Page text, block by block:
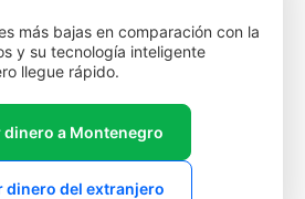
más bajas en comparación con la
y su tecnología inteligente
llegue rápido.
dinero a Montenegro
dinero del extranjero